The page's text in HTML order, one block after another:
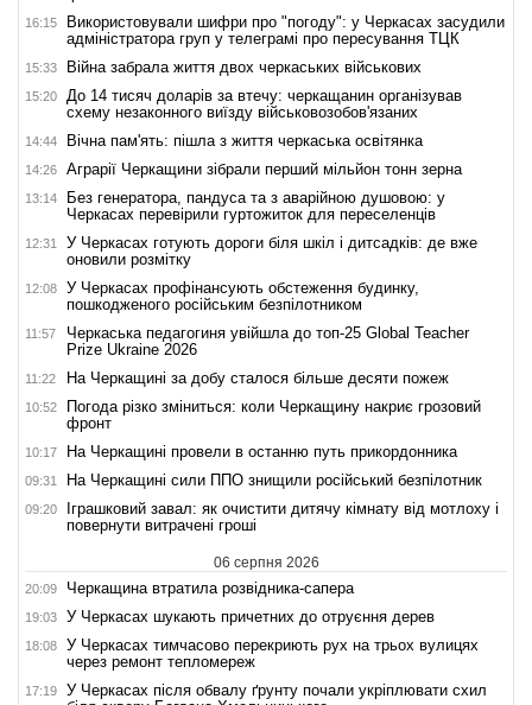
16:15
Використовували шифри про "погоду": у Черкасах засудили
адміністратора груп у телеграмі про пересування ТЦК
15:33 Війна забрала життя двох черкаських військових
15:20
До 14 тисяч доларів за втечу: черкащанин організував
схему незаконного виїзду військовозобов'язаних
14:44 Вічна пам'ять: пішла з життя черкаська освітянка
14:26 Аграрії Черкащини зібрали перший мільйон тонн зерна
13:14
Без генератора, пандуса та з аварійною душовою: у
Черкасах перевірили гуртожиток для переселенців
12:31
У Черкасах готують дороги біля шкіл і дитсадків: де вже
оновили розмітку
12:08
У Черкасах профінансують обстеження будинку,
пошкодженого російським безпілотником
11:57
Черкаська педагогиня увійшла до топ-25 Global Teacher
Prize Ukraine 2026
11:22 На Черкащині за добу сталося більше десяти пожеж
10:52
Погода різко зміниться: коли Черкащину накриє грозовий
фронт
10:17 На Черкащині провели в останню путь прикордонника
09:31 На Черкащині сили ППО знищили російський безпілотник
09:20
Іграшковий завал: як очистити дитячу кімнату від мотлоху і
повернути витрачені гроші
06 серпня 2026
20:09 Черкащина втратила розвідника-сапера
19:03 У Черкасах шукають причетних до отруєння дерев
18:08
У Черкасах тимчасово перекриють рух на трьох вулицях
через ремонт тепломереж
17:19
У Черкасах після обвалу ґрунту почали укріплювати схил